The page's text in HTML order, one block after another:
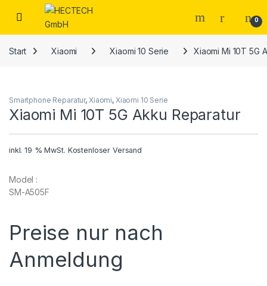
Open 0
Start Xiaomi Xiaomi 10 Serie Xiaomi Mi 10T 5G
Smartphone Reparatur, Xiaomi, Xiaomi 10 Serie
Xiaomi Mi 10T 5G Akku Reparatur
inkl. 19 % MwSt. Kostenloser Versand
Model :
SM-A505F
Preise nur nach
Anmeldung